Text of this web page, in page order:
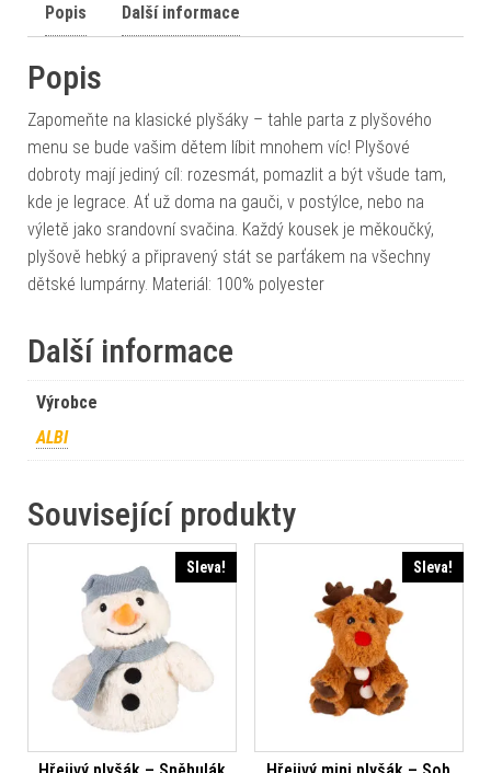
Popis Další informace
Popis
Zapomeňte na klasické plyšáky – tahle parta z plyšového
menu se bude vašim dětem líbit mnohem víc! Plyšové
dobroty mají jediný cíl: rozesmát, pomazlit a být všude tam,
kde je legrace. Ať už doma na gauči, v postýlce, nebo na
výletě jako srandovní svačina. Každý kousek je měkoučký,
plyšově hebký a připravený stát se parťákem na všechny
dětské lumpárny. Materiál: 100% polyester
Další informace
Výrobce
ALBI
Související produkty
Sleva! Sleva!